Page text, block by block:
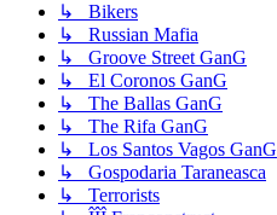
↳ Bikers
↳ Russian Mafia
↳ Groove Street GanG
↳ El Coronos GanG
↳ The Ballas GanG
↳ The Rifa GanG
↳ Los Santos Vagos GanG
↳ Gospodaria Taraneasca
↳ Terrorists